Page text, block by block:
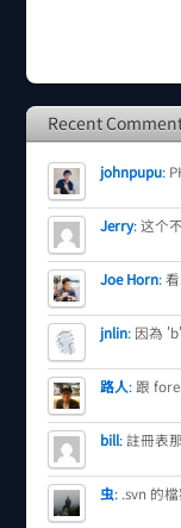
Recent
johnpupu:
Jerry:这个
Joe Horn:
jnlin: 因為
路人: 跟
bill:註冊表
虫: .svn 的